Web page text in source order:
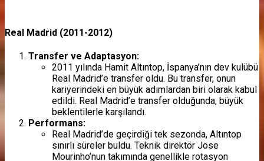
Real Madrid (2011-2012)
Transfer ve Adaptasyon:
2011 yılında Hamit Altıntop, İspanya’nın dev kulübü
Real Madrid’e transfer oldu. Bu transfer, onun
kariyerindeki en büyük adımlardan biri olarak kabul
edildi. Real Madrid’e transfer olduğunda, büyük
beklentilerle karşılandı.
Performans:
Real Madrid’de geçirdiği tek sezonda, Altıntop
sınırlı süreler buldu. Teknik direktör Jose
Mourinho’nun takımında genellikle rotasyon